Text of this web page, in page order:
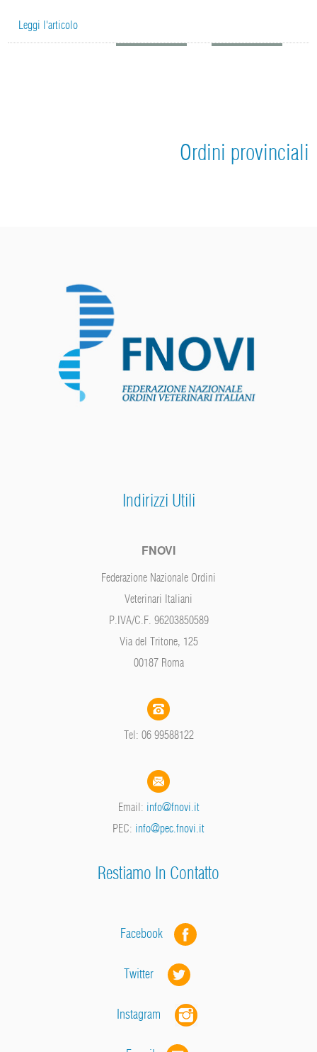
Leggi l'articolo
Ordini provinciali
Indirizzi Utili
FNOVI
Federazione Nazionale Ordini
Veterinari Italiani
P.IVA/C.F. 96203850589
Via del Tritone, 125
00187 Roma
Tel: 06 99588122
Email: info@fnovi.it
PEC: info@pec.fnovi.it
Restiamo In Contatto
Facebook
Twitter
Instagram